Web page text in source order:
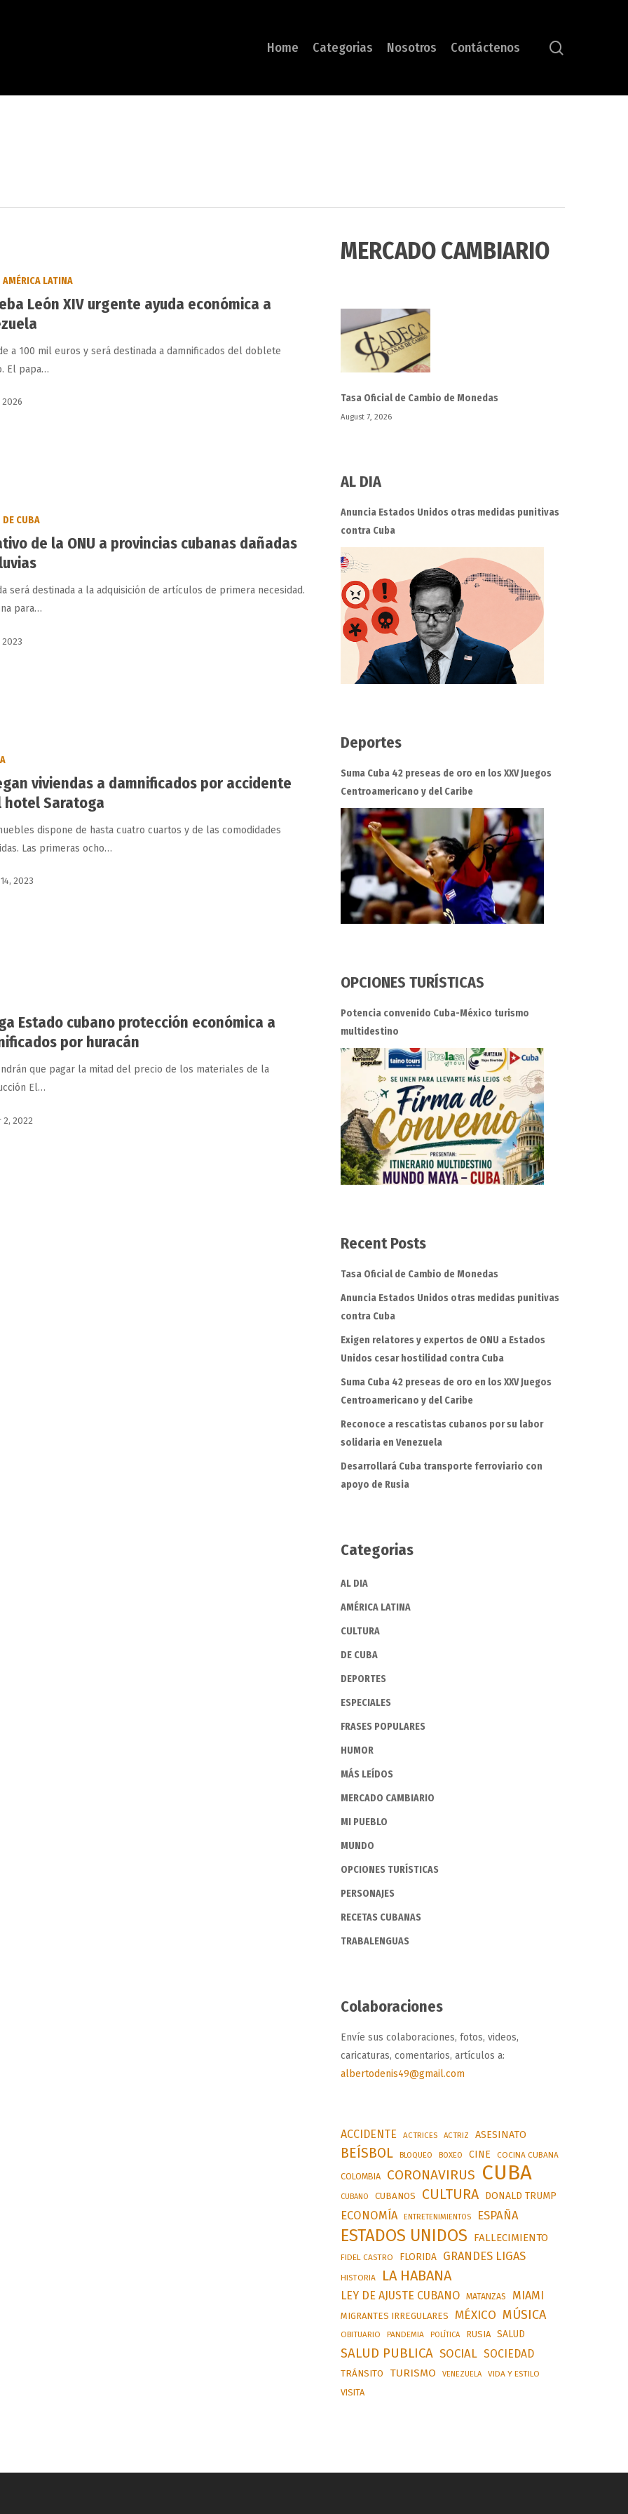
Home Categorias Nosotros Contáctenos
AMÉRICA LATINA
León XIV urgente ayuda económica a
a 100 mil euros y será destinada a damnificados del doblete
El papa…
2026
DE CUBA
de la ONU a provincias cubanas dañadas
será destinada a la adquisición de artículos de primera necesidad.
para…
2023
viviendas a damnificados por accidente
hotel Saratoga
dispone de hasta cuatro cuartos y de las comodidades
Las primeras ocho…
2023
Estado cubano protección económica a
por huracán
que pagar la mitad del precio de los materiales de la
El…
2, 2022
MERCADO CAMBIARIO
Tasa Oficial de Cambio de Monedas
August 7, 2026
AL DIA
Anuncia Estados Unidos otras medidas punitivas
contra Cuba
Deportes
Suma Cuba 42 preseas de oro en los XXV Juegos
Centroamericano y del Caribe
OPCIONES TURÍSTICAS
Potencia convenido Cuba-México turismo
multidestino
Recent Posts
Tasa Oficial de Cambio de Monedas
Anuncia Estados Unidos otras medidas punitivas
contra Cuba
Exigen relatores y expertos de ONU a Estados
Unidos cesar hostilidad contra Cuba
Suma Cuba 42 preseas de oro en los XXV Juegos
Centroamericano y del Caribe
Reconoce a rescatistas cubanos por su labor
solidaria en Venezuela
Desarrollará Cuba transporte ferroviario con
apoyo de Rusia
Categorias
AL DIA
AMÉRICA LATINA
CULTURA
DE CUBA
DEPORTES
ESPECIALES
FRASES POPULARES
HUMOR
MÁS LEÍDOS
MERCADO CAMBIARIO
MI PUEBLO
MUNDO
OPCIONES TURÍSTICAS
PERSONAJES
RECETAS CUBANAS
TRABALENGUAS
Colaboraciones
Envíe sus colaboraciones, fotos, videos,
caricaturas, comentarios, artículos a:
albertodenis49@gmail.com
ACCIDENTE ACTRICES ACTRIZ ASESINATO
BEÍSBOL BLOQUEO BOXEO CINE COCINA CUBANA
COLOMBIA CORONAVIRUS CUBA
CUBANO CUBANOS CULTURA DONALD TRUMP
ECONOMÍA ENTRETENIMIENTOS ESPAÑA
ESTADOS UNIDOS FALLECIMIENTO
FIDEL CASTRO FLORIDA GRANDES LIGAS
HISTORIA LA HABANA
LEY DE AJUSTE CUBANO MATANZAS MIAMI
MIGRANTES IRREGULARES MÉXICO MÚSICA
OBITUARIO PANDEMIA POLÍTICA RUSIA SALUD
SALUD PUBLICA SOCIAL SOCIEDAD
TRÁNSITO TURISMO VENEZUELA VIDA Y ESTILO
VISITA